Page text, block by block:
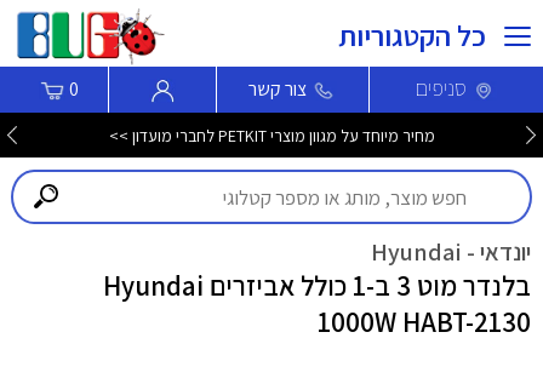
כל הקטגוריות
סניפים צור קשר 0
מחיר מיוחד על מגוון מוצרי PETKIT לחברי מועדון >>
יונדאי - Hyundai
בלנדר מוט 3 ב-1 כולל אביזרים Hyundai
1000W HABT-2130